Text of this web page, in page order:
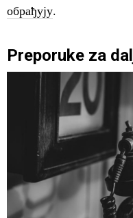
обрађују.
Preporuke za